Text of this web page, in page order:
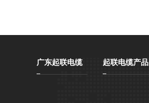
广东起联电缆 起联电缆产品